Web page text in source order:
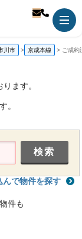
川市 京成本線 ご成約
ます。
。
んで物件を探す
件も